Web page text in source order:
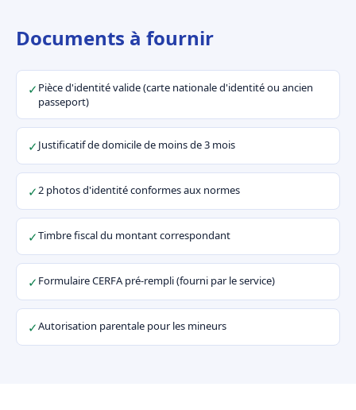
Documents à fournir
✓ Pièce d'identité valide (carte nationale d'identité ou ancien
passeport)
✓Justificatif de domicile de moins de 3 mois
✓2 photos d'identité conformes aux normes
✓Timbre fiscal du montant correspondant
✓ Formulaire CERFA pré-rempli (fourni par le service)
✓Autorisation parentale pour les mineurs